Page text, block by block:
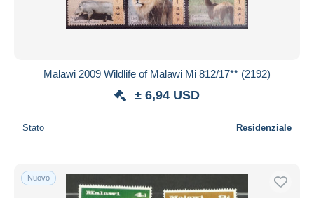
Malawi 2009 Wildlife of Malawi Mi 812/17** (2192)
± 6,94 USD
Stato Residenziale
Nuovo